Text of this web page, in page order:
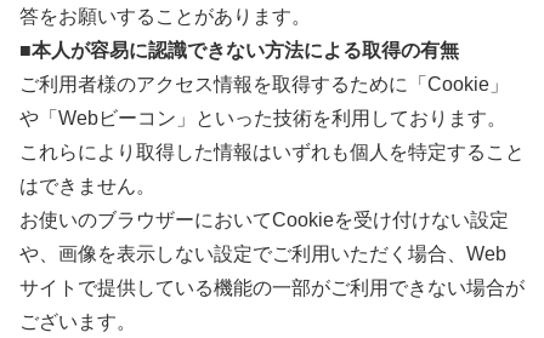
答をお願いすることがあります。
■本人が容易に認識できない方法による取得の有無
ご利用者様のアクセス情報を取得するために「Cookie」
や「Webビーコン」といった技術を利用しております。
これらにより取得した情報はいずれも個人を特定すること
はできません。
お使いのブラウザーにおいてCookieを受け付けない設定
や、画像を表示しない設定でご利用いただく場合、Web
サイトで提供している機能の一部がご利用できない場合が
ございます。